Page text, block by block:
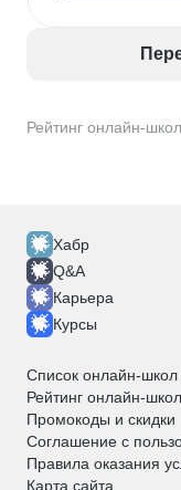
Рейтинг онлайн-
Хабр
Q&A
Карьера
Курсы
Список онлайн-школ
Рейтинг онлайн-школ
Промокоды и скидки
Соглашение с
Правила оказания
Карта сайта